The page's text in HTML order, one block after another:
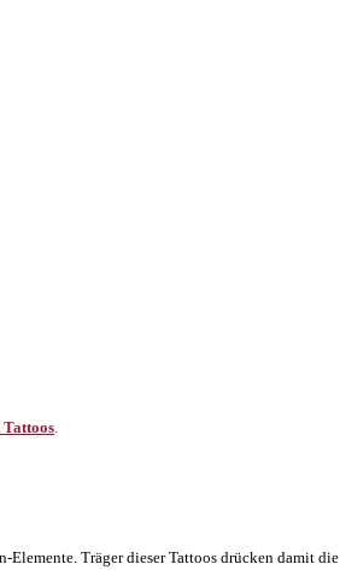
Tattoos.
Elemente. Träger dieser Tattoos drücken damit die